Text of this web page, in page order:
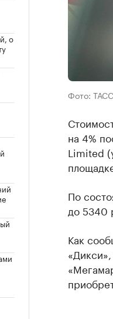
о
Фото:
на 4%
Limited
По
до 5340
Как